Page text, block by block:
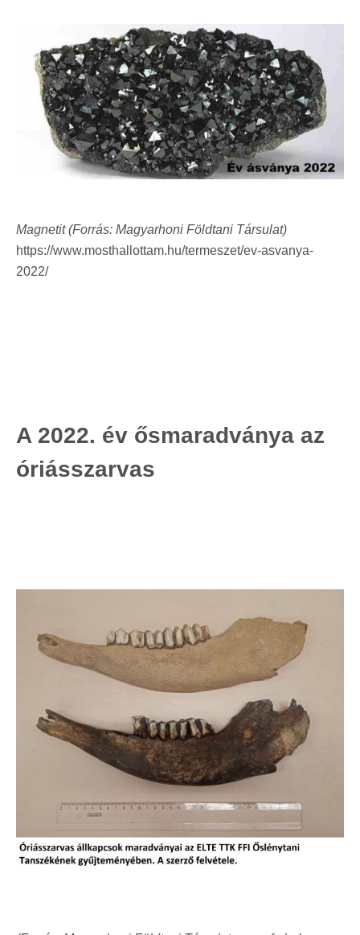
Magnetit (Forrás: Magyarhoni Földtani Társulat)
https://www.mosthallottam.hu/termeszet/ev-asvanya-
2022/
A 2022. év ősmaradványa az
óriásszarvas